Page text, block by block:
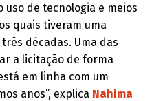
uso de tecnologia e meios
quais tiveram uma
décadas. Uma das
a licitação de forma
em linha com um
anos”, explica Nahima